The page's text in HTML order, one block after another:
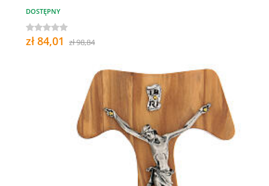
DOSTĘPNY
zł 84,01 zł 98,84